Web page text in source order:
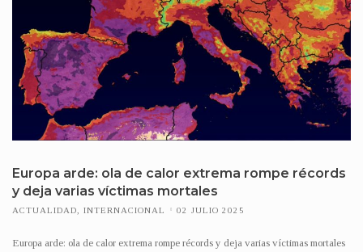
Europa arde: ola de calor extrema rompe récords
y deja varias víctimas mortales
ACTUALIDAD INTERNACIONAL 02 JULIO 2025
Europa arde: ola de calor extrema rompe récords y deja varias víctimas mortales